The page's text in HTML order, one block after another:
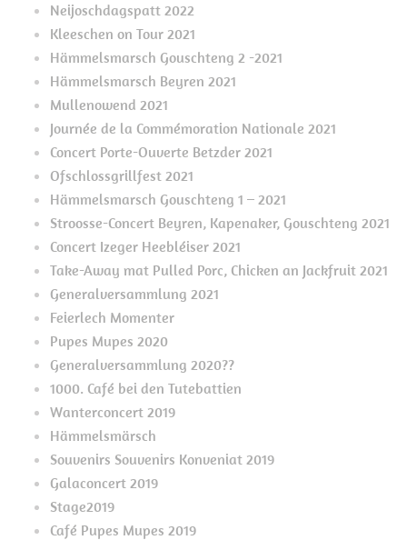
Neijoschdagspatt 2022
Kleeschen on Tour 2021
Hämmelsmarsch Gouschteng 2 -2021
Hämmelsmarsch Beyren 2021
Mullenowend 2021
Journée de la Commémoration Nationale 2021
Concert Porte-Ouverte Betzder 2021
Ofschlossgrillfest 2021
Hämmelsmarsch Gouschteng 1 – 2021
Stroosse-Concert Beyren, Kapenaker, Gouschteng 2021
Concert Izeger Heebléiser 2021
Take-Away mat Pulled Porc, Chicken an Jackfruit 2021
Generalversammlung 2021
Feierlech Momenter
Pupes Mupes 2020
Generalversammlung 2020??
1000. Café bei den Tutebattien
Wanterconcert 2019
Hämmelsmärsch
Souvenirs Souvenirs Konveniat 2019
Galaconcert 2019
Stage2019
Café Pupes Mupes 2019